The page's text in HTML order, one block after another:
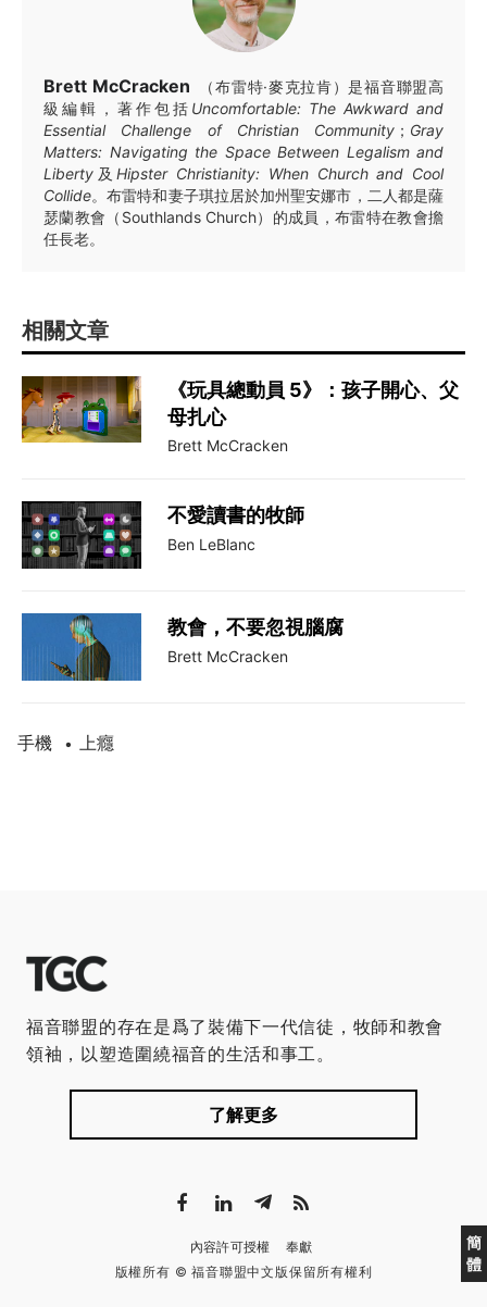
Brett McCracken
（布雷特·麥克拉肯）是福音聯盟高
級編輯，著作包括 Uncomfortable: The Awkward and
Essential Challenge of Christian Community ； Gray
Matters: Navigating the Space Between Legalism and
Liberty 及Hipster Christianity: When Church and Cool
Collide。布雷特和妻子琪拉居於加州聖安娜市，二人都是薩
瑟蘭教會（Southlands Church）的成員，布雷特在教會擔
任長老。
相關文章
《玩具總動員 5》：孩子開心、父
母扎心
Brett McCracken
不愛讀書的牧師
Ben LeBlanc
教會，不要忽視腦腐
Brett McCracken
手機 • 上癮
簡
體
福音聯盟的存在是爲了裝備下一代信徒，牧師和教會
領袖，以塑造圍繞福音的生活和事工。
了解更多
內容許可授權
奉獻
版權所有 © 福音聯盟中文版保留所有權利